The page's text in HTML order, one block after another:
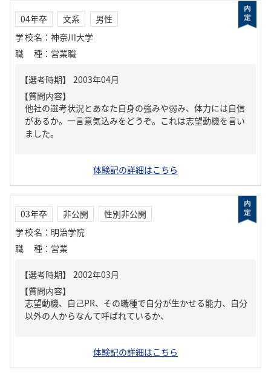
04年卒 文系
男性
学校名 ： 神奈川大学
職種 ： 営業職
【質問内容】
他社の選考状況とあなた自身の強みや弱み、体力には自信
があるか。一言意気込みをどうぞ。これは志望動機を言い
ました。
体験記の詳細はこちら
03年卒 非公開
性別非公開
学校名 ： 明治学院
職種 ： 営業
【質問内容】
志望動機、自己PR、その職種で自分が生かせる能力、自分
以外の人からなんて呼ばれているか、
体験記の詳細はこちら